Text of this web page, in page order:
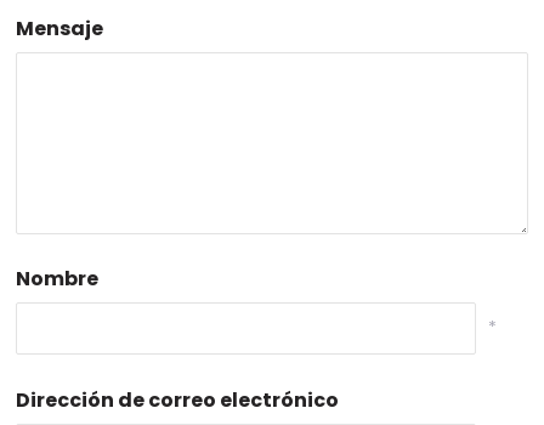
Mensaje
Nombre
*
Dirección de correo electrónico